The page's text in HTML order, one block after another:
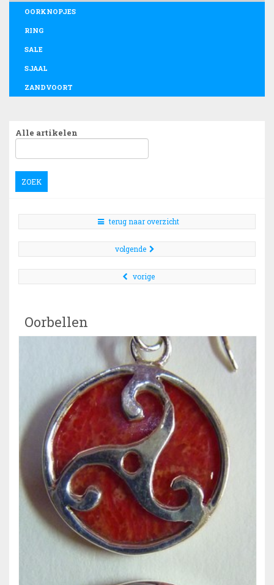
OORKNOPJES
RING
SALE
SJAAL
ZANDVOORT
Alle artikelen
ZOEK
terug naar overzicht
volgende
vorige
Oorbellen